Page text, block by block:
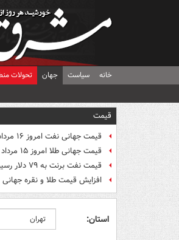
خانه سیاست جهان تحولات
قیمت
قیمت جهانی نفت امروز ۱۶ مرداد
قیمت جهانی طلا امروز ۱۵ مرداد
قیمت نفت برنت به ۷۹ دلار رسید
افزایش قیمت طلا و نقره جهانی
استان: